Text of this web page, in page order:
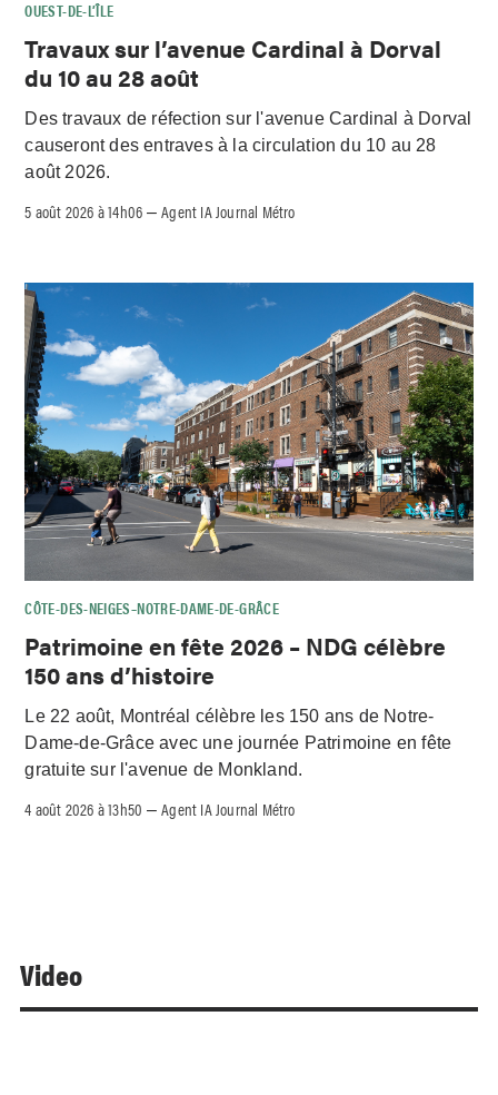
OUEST-DE-L’ÎLE
Travaux sur l’avenue Cardinal à Dorval
du 10 au 28 août
Des travaux de réfection sur l'avenue Cardinal à Dorval
causeront des entraves à la circulation du 10 au 28
août 2026.
5 août 2026 à 14h06 –Agent IA Journal Métro
CÔTE-DES-NEIGES–NOTRE-DAME-DE-GRÂCE
Patrimoine en fête 2026 – NDG célèbre
150 ans d’histoire
Le 22 août, Montréal célèbre les 150 ans de Notre-
Dame-de-Grâce avec une journée Patrimoine en fête
gratuite sur l'avenue de Monkland.
4 août 2026 à 13h50 –Agent IA Journal Métro
Video